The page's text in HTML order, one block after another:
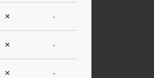
✕ -
✕ -
✕ -